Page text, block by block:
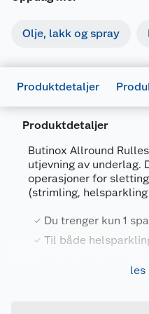
Olje, lakk og spray
Produktdetaljer
Produktdetaljer
Butinox Allround
utjevning av underlag.
operasjoner for
(strimling,
Du trenger kun 1
Til både
les
Generelt
Artikkelnummer
Størrelse